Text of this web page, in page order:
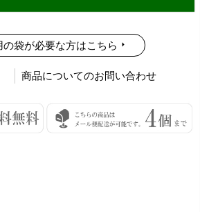
の袋が必要な方はこちら
商品についてのお問い合わせ